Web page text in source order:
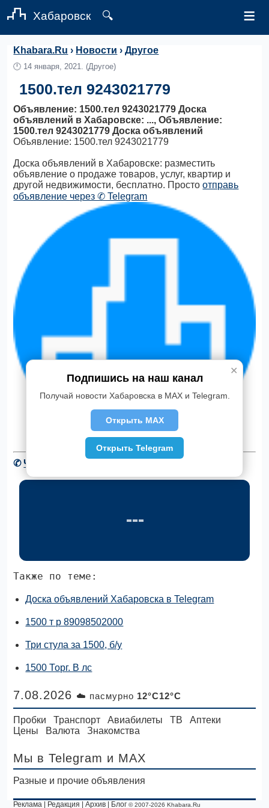
Хабаровск 🔍 ≡
Khabara.Ru › Новости ›Другое
🕛 14 января, 2021. (Другое)
1500.тел 9243021779
Объявление: 1500.тел 9243021779 Доска
объявлений в Хабаровске: ..., Объявление:
1500.тел 9243021779 Доска объявлений
Объявление: 1500.тел 9243021779
Доска объявлений в Хабаровске: разместить
объявление о продаже товаров, услуг, квартир и
другой недвижимости, бесплатно. Простоотправь
объявление через ✆ Telegram
✆Читать новости Хабаровска в Telegram
Также по теме:
Доска объявлений Хабаровска в Telegram
1500 т р 89098502000
Три стула за 1500, б/у
1500 Торг. В лс
✕
Подпишись на наш канал
Получай новости Хабаровска в MAX и Telegram.
Открыть MAX
Открыть Telegram
7.08.2026 ☁️ пасмурно 12°C12°C
Пробки Транспорт Авиабилеты ТВ
Аптеки
Цены
Валюта Знакомства
Мы в Telegram и MAX
Разные и прочие объявления
Реклама Редакция |Архив Блог © 2007-2026 Khabara.Ru